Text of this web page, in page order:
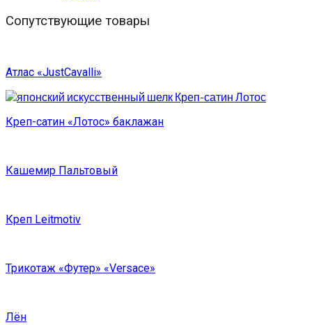
Сопутствующие товары
Атлас «JustCavalli»
Креп-сатин «Лотос» баклажан
Кашемир Пальтовый
Креп Leitmotiv
Трикотаж «Футер» «Versace»
Лён